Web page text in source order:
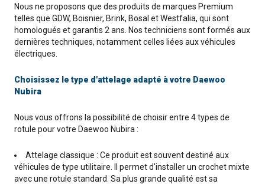
Nous ne proposons que des produits de marques Premium
telles que GDW, Boisnier, Brink, Bosal et Westfalia, qui sont
homologués et garantis 2 ans. Nos techniciens sont formés aux
dernières techniques, notamment celles liées aux véhicules
électriques.
Choisissez le type d'attelage adapté à votre Daewoo
Nubira
Nous vous offrons la possibilité de choisir entre 4 types de
rotule pour votre Daewoo Nubira :
Attelage classique : Ce produit est souvent destiné aux
véhicules de type utilitaire. Il permet d'installer un crochet mixte
avec une rotule standard. Sa plus grande qualité est sa